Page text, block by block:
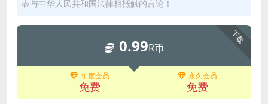
表与中华人民共和国法律相抵触的言论！
下载
0.99R币
年度会员
免费
永久会员
免费